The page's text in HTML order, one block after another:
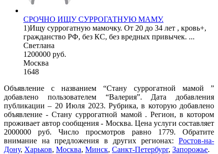
СРОЧНО ИЩУ СУРРОГАТНУЮ МАМУ.
1)Ищу суррогатную мамочку. От 20 до 34 лет , кровь+,
гражданство РФ, без КС, без вредных привычек. ...
Светлана
1200000 руб.
Москва
1648
Объявление с названием “Стану суррогатной мамой ”
добавлено пользователем “Валерия”. Дата добавления
публикации – 20 Июля 2023. Рубрика, в которую добавлено
объявление - Cтану суррогатной мамой . Регион, в котором
проживает автор сообщения - Москва. Цена услуги составляет
2000000 руб. Число просмотров равно 1779. Обратите
внимание на предложения в других регионах: Ростов-на-
Дону, Харьков, Москва, Минск, Санкт-Петербург, Запорожье.